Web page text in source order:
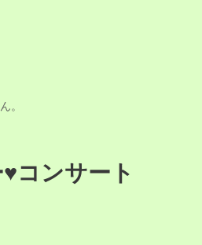
。
コンサート